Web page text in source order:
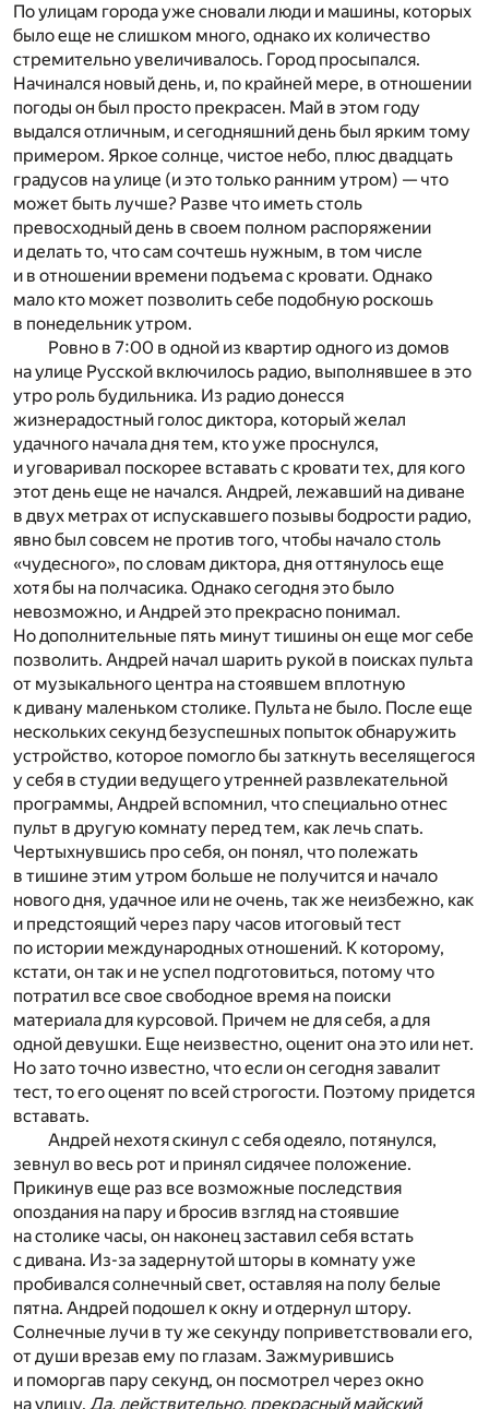
По улицам города уже сновали люди и машины, которых
было еще не слишком много, однако их количество
стремительно увеличивалось. Город просыпался.
Начинался новый день, и, по крайней мере, в отношении
погоды он был просто прекрасен. Май в этом году
выдался отличным, и сегодняшний день был ярким тому
примером. Яркое солнце, чистое небо, плюс двадцать
градусов на улице (и это только ранним утром) — что
может быть лучше? Разве что иметь столь
превосходный день в своем полном распоряжении
и делать то, что сам сочтешь нужным, в том числе
и в отношении времени подъема с кровати. Однако
мало кто может позволить себе подобную роскошь
в понедельник утром.
Ровно в 7:00 в одной из квартир одного из домов
на улице Русской включилось радио, выполнявшее в это
утро роль будильника. Из радио донесся
жизнерадостный голос диктора, который желал
удачного начала дня тем, кто уже проснулся,
и уговаривал поскорее вставать с кровати тех, для кого
этот день еще не начался. Андрей, лежавший на диване
в двух метрах от испускавшего позывы бодрости радио,
явно был совсем не против того, чтобы начало столь
«чудесного», по словам диктора, дня оттянулось еще
хотя бы на полчасика. Однако сегодня это было
невозможно, и Андрей это прекрасно понимал.
Но дополнительные пять минут тишины он еще мог себе
позволить. Андрей начал шарить рукой в поисках пульта
от музыкального центра на стоявшем вплотную
к дивану маленьком столике. Пульта не было. После еще
нескольких секунд безуспешных попыток обнаружить
устройство, которое помогло бы заткнуть веселящегося
у себя в студии ведущего утренней развлекательной
программы, Андрей вспомнил, что специально отнес
пульт в другую комнату перед тем, как лечь спать.
Чертыхнувшись про себя, он понял, что полежать
в тишине этим утром больше не получится и начало
нового дня, удачное или не очень, так же неизбежно, как
и предстоящий через пару часов итоговый тест
по истории международных отношений. К которому,
кстати, он так и не успел подготовиться, потому что
потратил все свое свободное время на поиски
материала для курсовой. Причем не для себя, а для
одной девушки. Еще неизвестно, оценит она это или нет.
Но зато точно известно, что если он сегодня завалит
тест, то его оценят по всей строгости. Поэтому придется
вставать.
Андрей нехотя скинул с себя одеяло, потянулся,
зевнул во весь рот и принял сидячее положение.
Прикинув еще раз все возможные последствия
опоздания на пару и бросив взгляд на стоявшие
на столике часы, он наконец заставил себя встать
с дивана. Из-за задернутой шторы в комнату уже
пробивался солнечный свет, оставляя на полу белые
пятна. Андрей подошел к окну и отдернул штору.
Солнечные лучи в ту же секунду поприветствовали его,
от души врезав ему по глазам. Зажмурившись
и поморгав пару секунд, он посмотрел через окно
на улицу. Да, действительно, прекрасный майский